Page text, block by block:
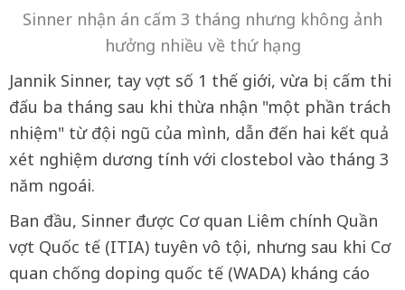
Sinner nhận án cấm 3 tháng nhưng không ảnh
hưởng nhiều về thứ hạng
Jannik Sinner, tay vợt số 1 thế giới, vừa bị cấm thi
đấu ba tháng sau khi thừa nhận "một phần trách
nhiệm" từ đội ngũ của mình, dẫn đến hai kết quả
xét nghiệm dương tính với clostebol vào tháng 3
năm ngoái.
Ban đầu, Sinner được Cơ quan Liêm chính Quần
vợt Quốc tế (ITIA) tuyên vô tội, nhưng sau khi Cơ
quan chống doping quốc tế (WADA) kháng cáo